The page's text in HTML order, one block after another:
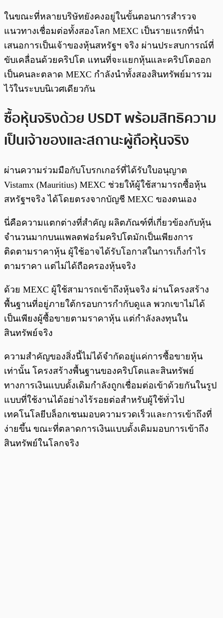
ในขณะที่หลายบริษัทยังคงอยู่ในขั้นตอนการสำรวจ
แนวทางเชื่อมต่อทั้งสองโลก MEXC เป็นรายแรกที่นำ
เสนอการเป็นเจ้าของหุ้นสหรัฐฯ จริง ผ่านประสบการณ์ที่
ขับเคลื่อนด้วยคริปโต แทนที่จะแยกหุ้นและคริปโตออก
เป็นคนละตลาด MEXC กำลังนำทั้งสองสินทรัพย์มารวม
ไว้ในระบบนิเวศเดียวกัน
ซื้อหุ้นจริงด้วย USDT พร้อมสิทธิความ
เป็นเจ้าของและสถานะผู้ถือหุ้นจริง
ผ่านความร่วมมือกับโบรกเกอร์ที่ได้รับใบอนุญาต
Vistamx (Mauritius) MEXC ช่วยให้ผู้ใช้สามารถซื้อหุ้น
สหรัฐฯจริง ได้โดยตรงจากบัญชี MEXC ของตนเอง
นี่คือความแตกต่างที่สำคัญ ผลิตภัณฑ์ที่เกี่ยวข้องกับหุ้น
จำนวนมากบนแพลตฟอร์มคริปโตมักเป็นเพียงการ
ติดตามราคาหุ้น ผู้ใช้อาจได้รับโอกาสในการเก็งกำไร
ตามราคา แต่ไม่ได้ถือครองหุ้นจริง
ด้วย MEXC ผู้ใช้สามารถเข้าถึงหุ้นจริง ผ่านโครงสร้าง
พื้นฐานที่อยู่ภายใต้กรอบการกำกับดูแล พวกเขาไม่ได้
เป็นเพียงผู้ซื้อขายตามราคาหุ้น แต่กำลังลงทุนใน
สินทรัพย์จริง
ความสำคัญของสิ่งนี้ไม่ได้จำกัดอยู่แค่การซื้อขายหุ้น
เท่านั้น โครงสร้างพื้นฐานของคริปโตและสินทรัพย์
ทางการเงินแบบดั้งเดิมกำลังถูกเชื่อมต่อเข้าด้วยกันในรูป
แบบที่ใช้งานได้อย่างไร้รอยต่อสำหรับผู้ใช้ทั่วไป
เทคโนโลยีบล็อกเชนมอบความรวดเร็วและการเข้าถึงที่
ง่ายขึ้น ขณะที่ตลาดการเงินแบบดั้งเดิมมอบการเข้าถึง
สินทรัพย์ในโลกจริง